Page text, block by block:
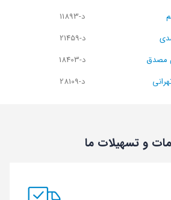
د-11893
د-21459
مصدق
د-18403
د-28109
و تسهیلات ما